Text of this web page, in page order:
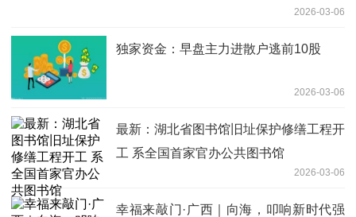
2026-03-06
独家资金：早盘主力进散户逃前10股
2026-03-06
最新：湖北省图书馆旧址保护修缮工程开
工 系全国首家官办公共图书馆
2026-03-06
幸福来敲门·广西｜向海，叩响新时代强